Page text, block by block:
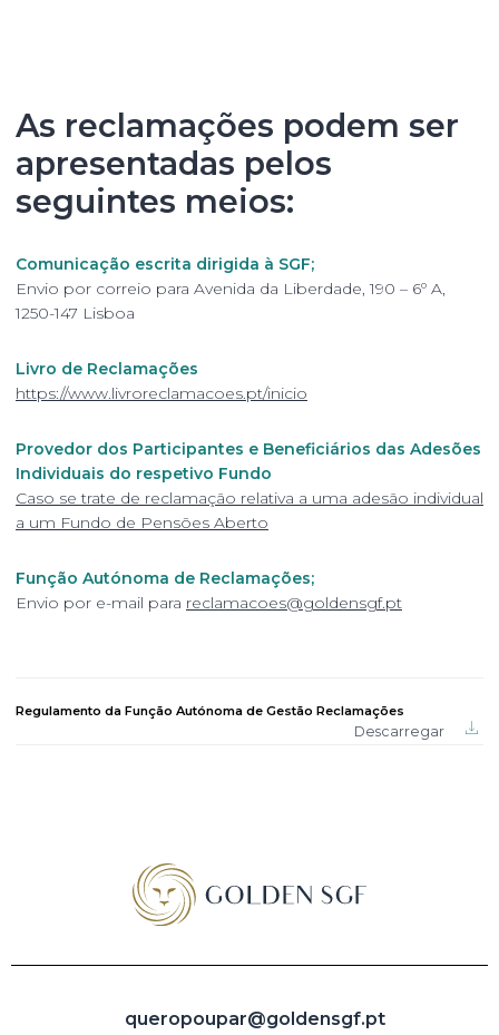
As reclamações podem ser
apresentadas pelos
seguintes meios:
Comunicação escrita dirigida à SGF;
Envio por correio para Avenida da Liberdade, 190 – 6º A,
1250-147 Lisboa
Livro de Reclamações
https://www.livroreclamacoes.pt/inicio
Provedor dos Participantes e Beneficiários das Adesões
Individuais do respetivo Fundo
Caso se trate de reclamação relativa a uma adesão individual
a um Fundo de Pensões Aberto
Função Autónoma de Reclamações;
Envio por e-mail para reclamacoes@goldensgf.pt
Regulamento da Função Autónoma de Gestão Reclamações
Descarregar
queropoupar@goldensgf.pt